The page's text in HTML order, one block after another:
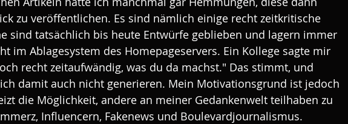
zu veröffentlichen. Es sind nämlich einige recht zeitkritische
sind tatsächlich bis heute Entwürfe geblieben und lagern immer
im Ablagesystem des Homepageservers. Ein Kollege sagte mir
recht zeitaufwändig, was du da machst." Das stimmt, und
damit auch nicht generieren. Mein Motivationsgrund ist jedoch
die Möglichkeit, andere an meiner Gedankenwelt teilhaben zu
Influencern, Fakenews und Boulevardjournalismus.